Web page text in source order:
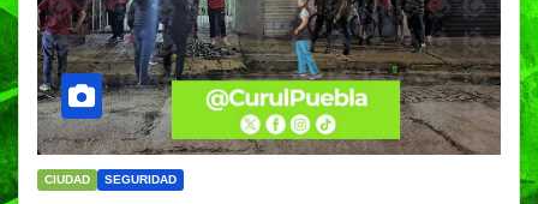
CIUDAD SEGURIDAD